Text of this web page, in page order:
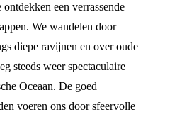
een verrassende
We wandelen door
diepe ravijnen en over oude
steeds weer spectaculaire
Oceaan. De goed
voeren ons door sfeervolle